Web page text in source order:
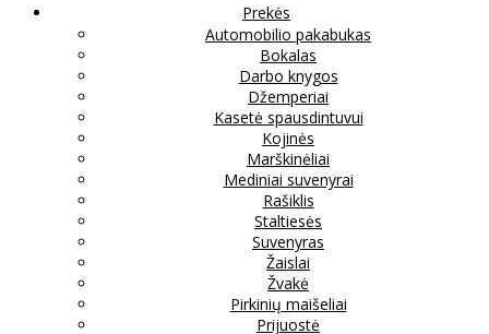
Prekės
Automobilio pakabukas
Bokalas
Darbo knygos
Džemperiai
Kasetė spausdintuvui
Kojinės
Marškinėliai
Mediniai suvenyrai
Rašiklis
Staltiesės
Suvenyras
Žaislai
Žvakė
Pirkinių maišeliai
Prijuostė